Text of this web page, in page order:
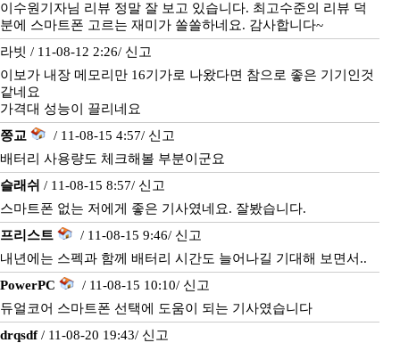
이수원기자님 리뷰 정말 잘 보고 있습니다. 최고수준의 리뷰 덕
분에 스마트폰 고르는 재미가 쏠쏠하네요. 감사합니다~
라빗 / 11-08-12 2:26/ 신고
이보가 내장 메모리만 16기가로 나왔다면 참으로 좋은 기기인것
같네요
가격대 성능이 끌리네요
쯩교
/ 11-08-15 4:57/ 신고
배터리 사용량도 체크해볼 부분이군요
슬래쉬 / 11-08-15 8:57/ 신고
스마트폰 없는 저에게 좋은 기사였네요. 잘봤습니다.
프리스트
/ 11-08-15 9:46/ 신고
내년에는 스펙과 함께 배터리 시간도 늘어나길 기대해 보면서..
PowerPC
/ 11-08-15 10:10/ 신고
듀얼코어 스마트폰 선택에 도움이 되는 기사였습니다
drqsdf/ 11-08-20 19:43/ 신고